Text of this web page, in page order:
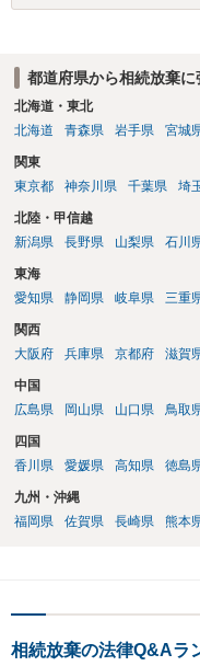
してしまうというケースも
相続財産清算人が選任され
引き継いでいただくことに
お姉さんがご存命である以
す。 明確にお答えができず
いただければ幸いです。
都道府県から相続放棄
北海道・東北
北海道
青森県 岩手県 宮城
関東
東京都
神奈川県 千葉県 埼
北陸・甲信越
新潟県
長野県 山梨県 石川
東海
愛知県
静岡県 岐阜県 三重
関西
大阪府
兵庫県 京都府 滋賀
中国
広島県
岡山県 山口県 鳥取
四国
香川県
愛媛県 高知県 徳島
九州・沖縄
福岡県
佐賀県 長崎県 熊本
相続放棄の法律Q&Aラ